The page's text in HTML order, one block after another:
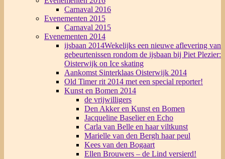
Carnaval 2016
Evenementen 2015
Carnaval 2015
Evenementen 2014
ijsbaan 2014Wekelijks een nieuwe aflevering van
gebeurtenissen rondom de ijsbaan bij Piet Plezier:
Oisterwijk on Ice skating
Aankomst Sinterklaas Oisterwijk 2014
Old Timer rit 2014 met een special reporter!
Kunst en Bomen 2014
de vrijwilligers
Den Akker en Kunst en Bomen
Jacqueline Baselier en Echo
Carla van Belle en haar viltkunst
Marielle van den Bergh haar peul
Kees van den Bogaart
Ellen Brouwers – de Lind versierd!